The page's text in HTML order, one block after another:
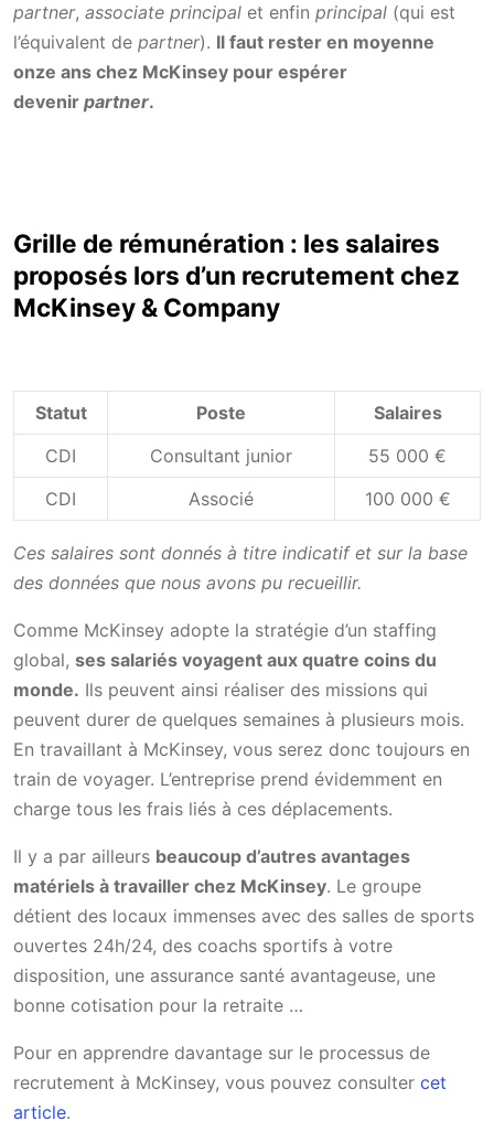
partner, associate principal et enfin principal (qui est
l’équivalent de partner). Il faut rester en moyenne
onze ans chez McKinsey pour espérer
devenir partner.
Grille de rémunération : les salaires
proposés lors d’un recrutement chez
McKinsey & Company
Statut Poste
Salaires
CDI
Consultant junior
55 000 €
CDI
Associé 100 000 €
Ces salaires sont donnés à titre indicatif et sur la base
des données que nous avons pu recueillir.
Comme McKinsey adopte la stratégie d’un staffing
global, ses salariés voyagent aux quatre coins du
monde. Ils peuvent ainsi réaliser des missions qui
peuvent durer de quelques semaines à plusieurs mois.
En travaillant à McKinsey, vous serez donc toujours en
train de voyager. L’entreprise prend évidemment en
charge tous les frais liés à ces déplacements.
Il y a par ailleurs beaucoup d’autres avantages
matériels à travailler chez McKinsey. Le groupe
détient des locaux immenses avec des salles de sports
ouvertes 24h/24, des coachs sportifs à votre
disposition, une assurance santé avantageuse, une
bonne cotisation pour la retraite …
Pour en apprendre davantage sur le processus de
recrutement à McKinsey, vous pouvez consulter cet
article.